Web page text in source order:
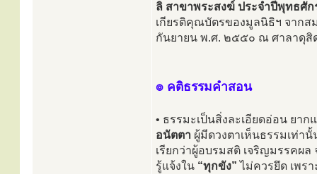
ลิ สาขาพระสงฆ์ ประจำปีพุทธศั
เกียรติคุณบัตรของมูลนิธิฯ จากส
กันยายน พ.ศ. ๒๕๕๐ ณ ศาลาดุสิ
๏ คติธรรมคำสอน
• ธรรมะเป็นสิ่งละเอียดอ่อน ยา
อนัตตา ผู้มีดวงตาเห็นธรรมเท่า
เรียกว่าผู้อบรมสติ เจริญมรรคผ
รู้แจ้งใน “ทุกขัง” ไม่ควรยึด เพร